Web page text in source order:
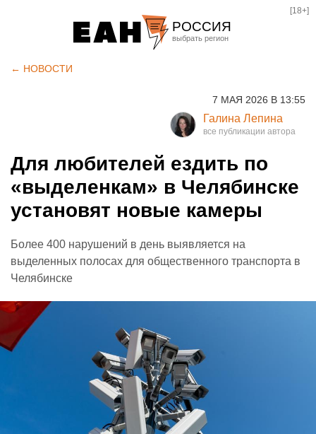
РОССИЯ
Курган
Оренбург
[18+]
← НОВОСТИ
7 МАЯ 2026 В 13:55
Галина Лепина
Для любителей ездить по
«выделенкам» в Челябинске
установят новые камеры
Более 400 нарушений в день выявляется на
выделенных полосах для общественного транспорта в
Челябинске